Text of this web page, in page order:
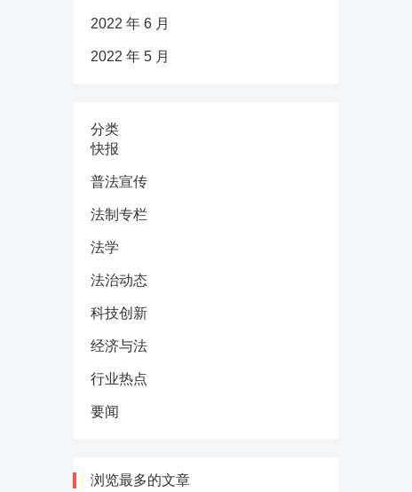
2022 年 6 月
2022 年 5 月
分类
快报
普法宣传
法制专栏
法学
法治动态
科技创新
经济与法
行业热点
要闻
浏览最多的文章